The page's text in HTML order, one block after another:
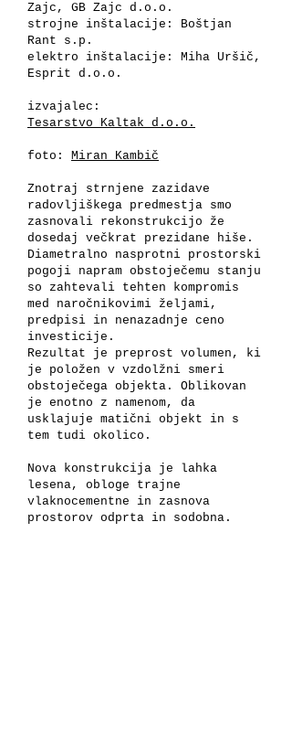
Zajc, GB Zajc d.o.o.
strojne inštalacije: Boštjan
Rant s.p.
elektro inštalacije: Miha Uršič,
Esprit d.o.o.
izvajalec:
Tesarstvo Kaltak d.o.o.
foto: Miran Kambič
Znotraj strnjene zazidave
radovljiškega predmestja smo
zasnovali rekonstrukcijo že
dosedaj večkrat prezidane hiše.
Diametralno nasprotni prostorski
pogoji napram obstoječemu stanju
so zahtevali tehten kompromis
med naročnikovimi željami,
predpisi in nenazadnje ceno
investicije.
Rezultat je preprost volumen, ki
je položen v vzdolžni smeri
obstoječega objekta. Oblikovan
je enotno z namenom, da
usklajuje matični objekt in s
tem tudi okolico.
Nova konstrukcija je lahka
lesena, obloge trajne
vlaknocementne in zasnova
prostorov odprta in sodobna.